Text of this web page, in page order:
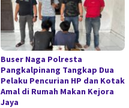
Buser Naga Polresta
Pangkalpinang Tangkap Dua
Pelaku Pencurian HP dan Kotak
Amal di Rumah Makan Kejora
Jaya